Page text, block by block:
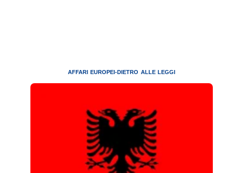
AFFARI EUROPEI-DIETRO ALLE LEGGI